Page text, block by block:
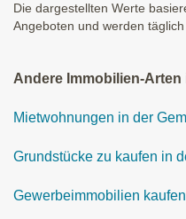
Die dargestellten Werte
Angeboten und werden
Andere Immobilien-
Mietwohnungen in der
Grundstücke zu kaufen in
Gewerbeimmobilien